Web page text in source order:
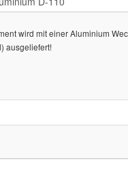
wird mit einer Aluminium
ausgeliefert!